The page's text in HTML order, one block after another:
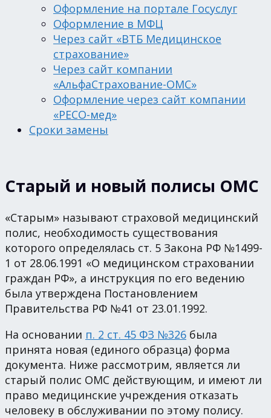
Оформление на портале Госуслуг
Оформление в МФЦ
Через сайт «ВТБ Медицинское
страхование»
Через сайт компании
«АльфаСтрахование-ОМС»
Оформление через сайт компании
«РЕСО-мед»
Сроки замены
Старый и новый полисы ОМС
«Старым» называют страховой медицинский
полис, необходимость существования
которого определялась ст. 5 Закона РФ №1499-
1 от 28.06.1991 «О медицинском страховании
граждан РФ», а инструкция по его ведению
была утверждена Постановлением
Правительства РФ №41 от 23.01.1992.
На основании п. 2 ст. 45 ФЗ №326 была
принята новая (единого образца) форма
документа. Ниже рассмотрим, является ли
старый полис ОМС действующим, и имеют ли
право медицинские учреждения отказать
человеку в обслуживании по этому полису.